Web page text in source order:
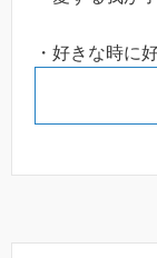
・好きな時に